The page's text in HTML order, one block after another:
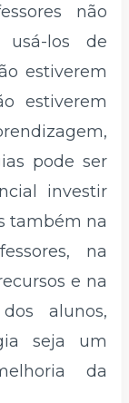
não
usá-los de
estiverem
estiverem
pode ser
investir
também na
na
e na
alunos,
seja um
da